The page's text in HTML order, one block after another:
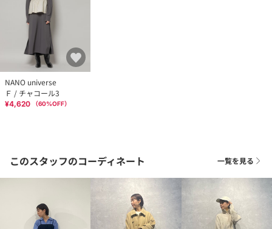
NANO universe
Ｆ / チャコール3
¥4,620 （60%OFF）
このスタッフのコーディネート 一覧を見る